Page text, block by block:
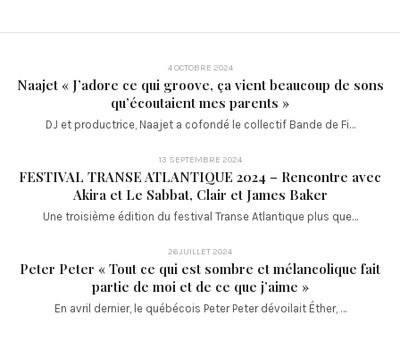
4 OCTOBRE 2024
Naajet « J’adore ce qui groove, ça vient beaucoup de sons
qu’écoutaient mes parents »
DJ et productrice, Naajet a cofondé le collectif Bande de Fi…
13 SEPTEMBRE 2024
FESTIVAL TRANSE ATLANTIQUE 2024 – Rencontre avec
Akira et Le Sabbat, Clair et James Baker
Une troisième édition du festival Transe Atlantique plus que…
26 JUILLET 2024
Peter Peter « Tout ce qui est sombre et mélancolique fait
partie de moi et de ce que j’aime »
En avril dernier, le québécois Peter Peter dévoilait Éther, …